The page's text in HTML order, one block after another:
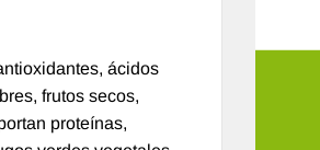
ácidos
frutos secos,
proteínas,